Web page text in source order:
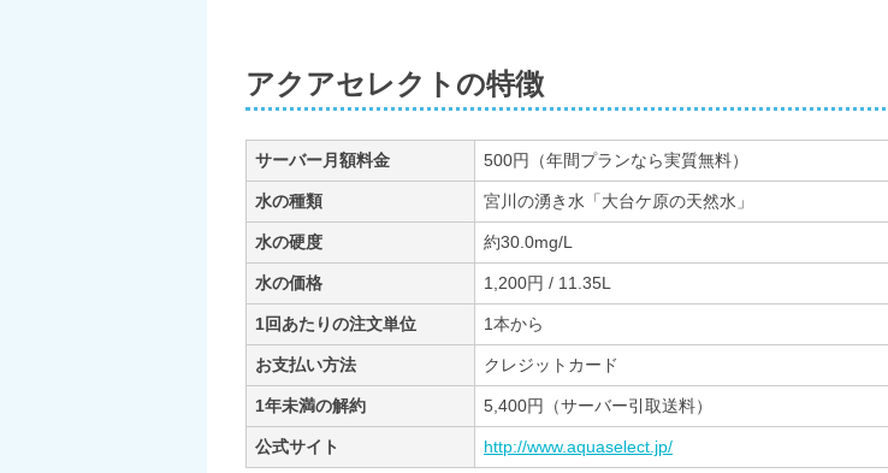
アクアセレクトの特徴
サーバー月額料金 500円（年間プランなら実質無料）
水の種類 宮川の湧き水「大台ケ原の天然水」
水の硬度 約30.0mg/L
水の価格 1,200円 / 11.35L
1回あたりの注文単位 1本から
お支払い方法 クレジットカード
1年未満の解約 5,400円（サーバー引取送料）
公式サイト http://www.aquaselect.jp/